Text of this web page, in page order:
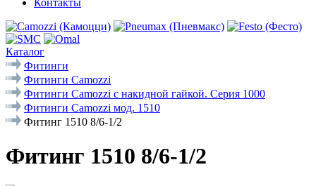
Контакты
Каталог
Фитинги
Фитинги Camozzi
Фитинги Camozzi с накидной гайкой. Серия 1000
Фитинги Camozzi мод. 1510
Фитинг 1510 8/6-1/2
Фитинг 1510 8/6-1/2